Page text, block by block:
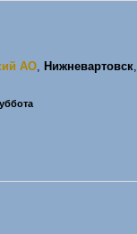
АО, Нижневартовск,